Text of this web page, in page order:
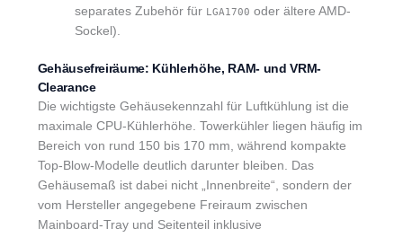
separates Zubehör für LGA1700 oder ältere AMD-
Sockel).
Gehäusefreiräume: Kühlerhöhe, RAM- und VRM-
Clearance
Die wichtigste Gehäusekennzahl für Luftkühlung ist die
maximale CPU-Kühlerhöhe. Towerkühler liegen häufig im
Bereich von rund 150 bis 170 mm, während kompakte
Top-Blow-Modelle deutlich darunter bleiben. Das
Gehäusemaß ist dabei nicht „Innenbreite“, sondern der
vom Hersteller angegebene Freiraum zwischen
Mainboard-Tray und Seitenteil inklusive